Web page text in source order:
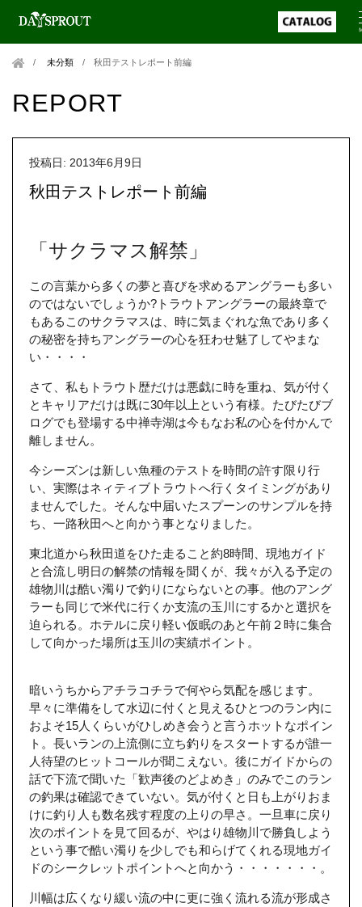
未分類 /秋田テストレポート前編
REPORT
投稿日: 2013年6月9日
秋田テストレポート前編
「サクラマス解禁」
この言葉から多くの夢と喜びを求めるアングラーも多い
のではないでしょうか?トラウトアングラーの最終章で
もあるこのサクラマスは、時に気まぐれな魚であり多く
の秘密を持ちアングラーの心を狂わせ魅了してやまな
い・・・・
さて、私もトラウト歴だけは悪戯に時を重ね、気が付く
とキャリアだけは既に30年以上という有様。たびたびブ
ログでも登場する中禅寺湖は今もなお私の心を付かんで
離しません。
今シーズンは新しい魚種のテストを時間の許す限り行
い、実際はネィティブトラウトへ行くタイミングがあり
ませんでした。そんな中届いたスプーンのサンプルを持
ち、一路秋田へと向かう事となりました。
東北道から秋田道をひた走ること約8時間、現地ガイド
と合流し明日の解禁の情報を聞くが、我々が入る予定の
雄物川は酷い濁りで釣りにならないとの事。他のアング
ラーも同じで米代に行くか支流の玉川にするかと選択を
迫られる。ホテルに戻り軽い仮眠のあと午前２時に集合
して向かった場所は玉川の実績ポイント。
暗いうちからアチラコチラで何やら気配を感じます。
早々に準備をして水辺に付くと見えるひとつのラン内に
およそ15人くらいがひしめき会うと言うホットなポイン
ト。長いランの上流側に立ち釣りをスタートするが誰一
人待望のヒットコールが聞こえない。後にガイドからの
話で下流で聞いた「歓声後のどよめき」のみでこのラン
の釣果は確認できていない。気が付くと日も上がりおま
けに釣り人も数名残す程度の上りの早さ。一旦車に戻り
次のポイントを見て回るが、やはり雄物川で勝負しよう
という事で酷い濁りを少しでも和らげてくれる現地ガイ
ドのシークレットポイントへと向かう・・・・・・・。
川幅は広くなり緩い流の中に更に強く流れる流が形成さ